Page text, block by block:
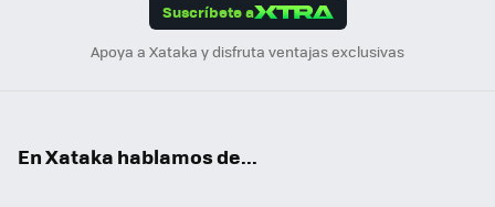
Suscríbete a
Apoya a Xataka y disfruta ventajas exclusivas
En Xataka hablamos de...